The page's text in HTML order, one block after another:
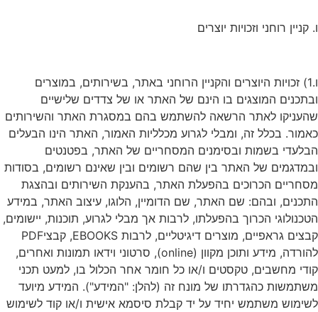
ו. קניין רוחני וזכויות יוצרים
ו.1) זכויות היוצרים והקניין הרוחני באתר, בשירותים, במוצרים
ובתכנים המוצגים בו הינם של האתר או של צדדים שלישיים
שהעניקו לאתר הרשאה להשתמש בהם במסגרת האתר והשירותים
כאמור. בכלל זה, ומבלי לגרוע מכלליות האמור, האתר הינו הבעלים
הבלעדי בשמות ובסימנים המסחריים של האתר, בפטנטים
ובמדגמים של האתר בין שהם רשומים ובין שאינם רשומים, בסודות
מסחריים הכרוכים בהפעלת האתר, בהענקת השירותים ובהצגת
התכנים, ובהם: שם האתר, שם הדומיין, הלוגו, עיצוב האתר, במידע
הטכנולוגי הכרוך בהפעלתו, לרבות אך מבלי לגרוע, תוכנות, יישומים,
קבצים גראפיים, מוצרים דיגיטליים, לרבות EBOOKS, קבציPDF
להורדה, מידע ותוכן מקוון (online), סרטוני וידאו תמונות ואחרים,
קודי מחשבים, טקסטים ו/או כל חומר אחר הכלול בו, למעט תכני
משתמשות כהגדרתו של מונח זה (להלן: "המידע"). המידע מיועד
לשימוש משתמש יחיד על יד קבלת סיסמא אישית ו/או קוד לשימוש